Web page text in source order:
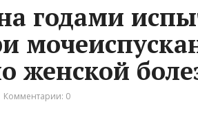
годами
женской
Комментарии: 0